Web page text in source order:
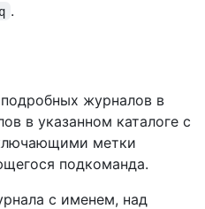
.
журналов в
в указанном каталоге с
метки
подкоманда.
с именем, над